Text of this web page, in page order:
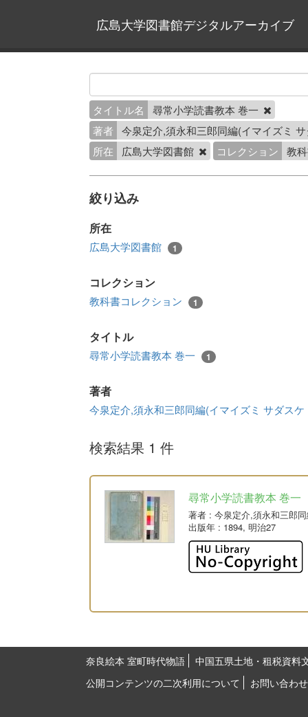
広島大学図書館デジタルアーカイブ
タイトル名
尋常小学読書教本 巻一
著者
今泉定介,須永和三郎同編(イマイズミ
所在
広島大学図書館 コレクション 教
絞り込み
所在
広島大学図書館 1
コレクション
教科書コレクション 1
タイトル
尋常小学読書教本 巻一 1
著者
今泉定介,須永和三郎同編(イマイズミ サダス
検索結果 1 件
尋常小学読書教本 巻一
著者 : 今泉定介,須永和三郎
出版年 : 1894, 明治27
奈良絵本 室町時代物語
中国五県土地・租税資料
公開コンテンツの二次利用について
お問い合わせ